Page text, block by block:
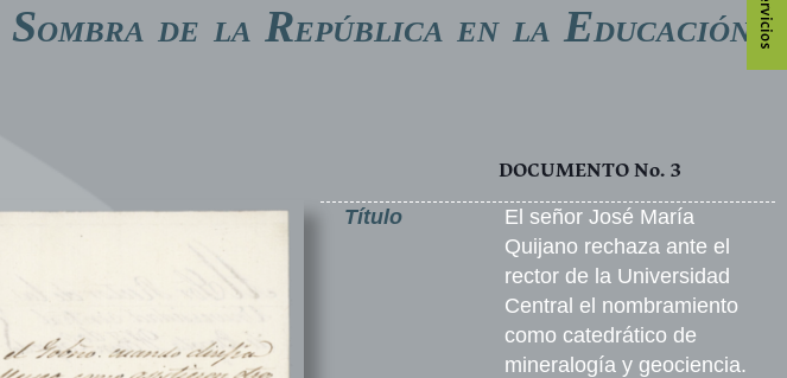
SOMBRA DE LA REPÚBLICA EN LA EDUCACIÓN
DOCUMENTO No. 3
Título
El señor José María
Quijano rechaza ante el
rector de la Universidad
Central el nombramiento
como catedrático de
mineralogía y geociencia.